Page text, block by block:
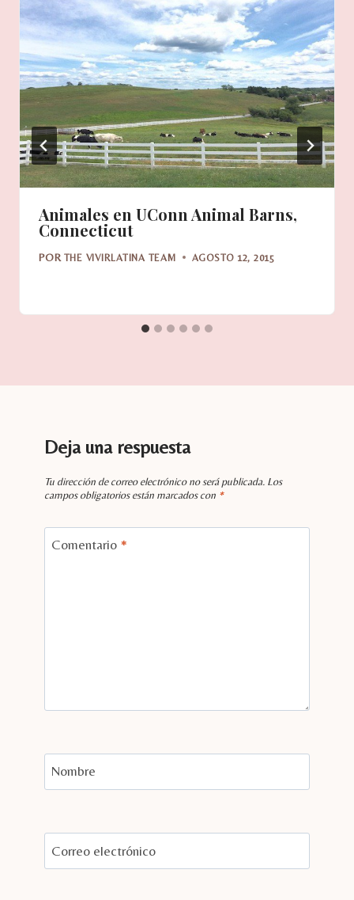
Animales en UConn Animal Barns,
Connecticut
POR THE VIVIRLATINA TEAM AGOSTO 12, 2015
Deja una respuesta
Tu dirección de correo electrónico no será publicada. Los
campos obligatorios están marcados con *
Comentario *
Nombre
Correo electrónico